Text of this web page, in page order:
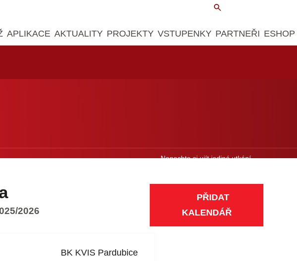
APLIKACE AKTUALITY PROJEKTY VSTUPENKY PARTNEŘI ESHOP
Nenechte si ujít jediné utkání.
PŘIDAT
KALENDÁŘ
2026
BK KVIS Pardubice